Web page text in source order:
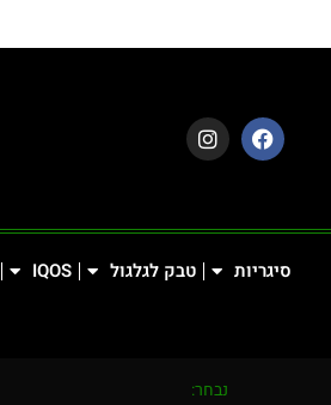
סיגריות טבק לגלגול IQOS
נבחר: